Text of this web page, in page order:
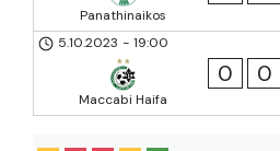
Panathinaikos
5.10.2023 - 19:00
Maccabi Haifa
0 0